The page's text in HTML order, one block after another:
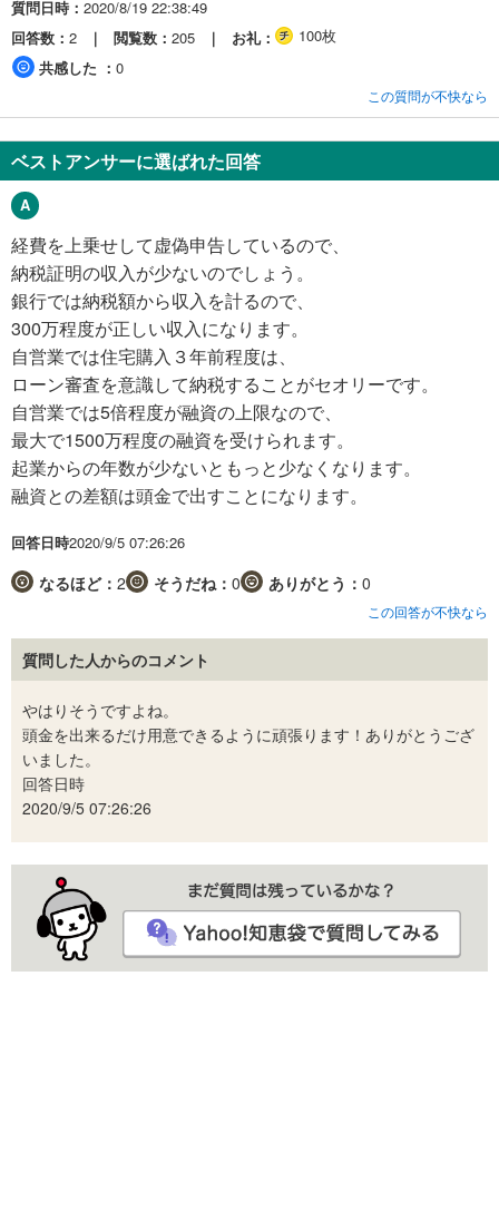
質問日時
2020/8/19 22:38:49
回答数
2 閲覧数 205 お礼
100枚
共感した
0
この質問が不快なら
ベストアンサーに選ばれた回答
経費を上乗せして虚偽申告しているので、
納税証明の収入が少ないのでしょう。
銀行では納税額から収入を計るので、
300万程度が正しい収入になります。
自営業では住宅購入３年前程度は、
ローン審査を意識して納税することがセオリーです。
自営業では5倍程度が融資の上限なので、
最大で1500万程度の融資を受けられます。
起業からの年数が少ないともっと少なくなります。
融資との差額は頭金で出すことになります。
回答日時2020/9/5 07:26:26
なるほど： 2 そうだね： 0 ありがとう： 0
この回答が不快なら
質問した人からのコメント
やはりそうですよね。
頭金を出来るだけ用意できるように頑張ります！ありがとうござ
いました。
回答日時
2020/9/5 07:26:26